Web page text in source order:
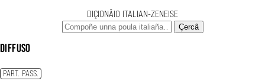
DIÇIONÄIO ITALIAN-ZENEISE
Çercâ
diffuso
PART. PASS.